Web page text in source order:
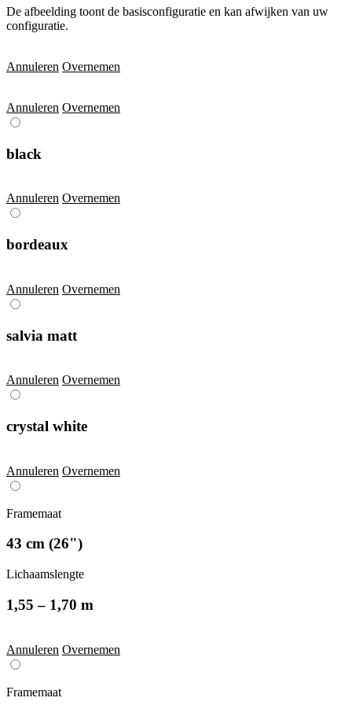
De afbeelding toont de basisconfiguratie en kan afwijken van uw
configuratie.
Annuleren Overnemen
Annuleren Overnemen
black
Annuleren Overnemen
bordeaux
Annuleren Overnemen
salvia matt
Annuleren Overnemen
crystal white
Annuleren Overnemen
Framemaat
43 cm (26")
Lichaamslengte
1,55 – 1,70 m
Annuleren Overnemen
Framemaat